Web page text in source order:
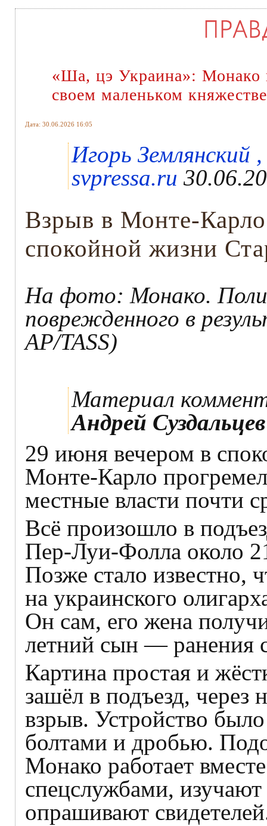
«Ша, цэ Украина»: Монако
своем маленьком княжестве
Дата: 30.06.2026 16:05
Игорь Землянский
svpressa.ru
Взрыв в Монте-
спокойной жизни
На фото: Монако.
поврежденного в
AP/TASS)
Материал
Андрей Суздальцев
29 июня вечером в
Монте-Карло
местные власти почти
Всё произошло в
Пер-Луи-Фолла около
Позже стало известно,
на украинского
Он сам, его жена
летний сын — ранения
Картина простая и
зашёл в подъезд, через
взрыв. Устройство
болтами и дробью.
Монако работает
спецслужбами,
опрашивают